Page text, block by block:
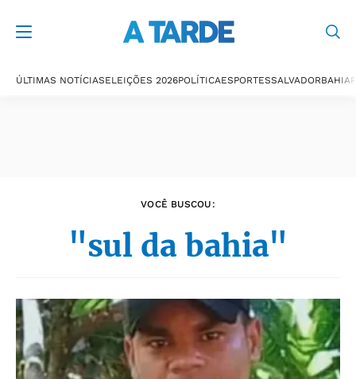
ÚLTIMAS NOTÍCIASELEIÇÕES 2026POLÍTICAESPORTESSALVADORBAHIA
VOCÊ BUSCOU:
"sul da bahia"